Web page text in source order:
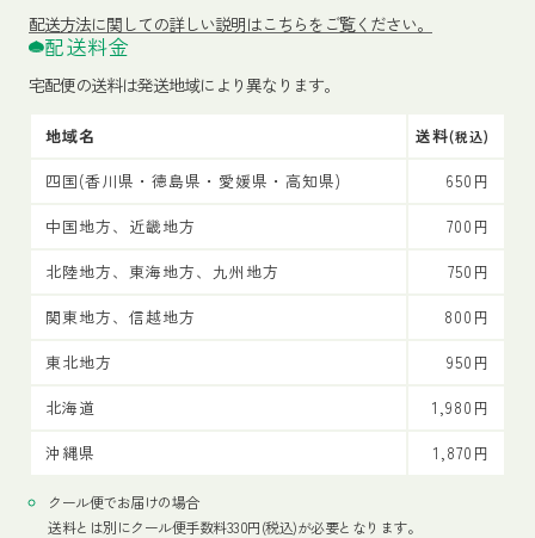
配送方法に関しての詳しい説明はこちらをご覧ください。
配送料金
宅配便の送料は発送地域により異なります。
地域名 送料(税込)
四国(香川県・徳島県・愛媛県・高知県)
650円
中国地方、近畿地方
700円
北陸地方、東海地方、九州地方
750円
関東地方、信越地方
800円
東北地方
950円
北海道
1,980円
沖縄県
1,870円
クール便でお届けの場合
送料とは別にクール便手数料330円(税込)が必要となります。